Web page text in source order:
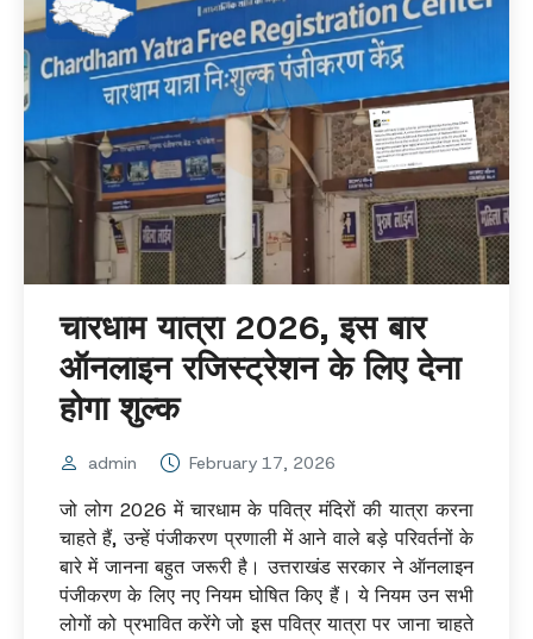
चारधाम यात्रा 2026, इस बार
ऑनलाइन रजिस्ट्रेशन के लिए देना
होगा शुल्क
admin February 17, 2026
जो लोग 2026 में चारधाम के पवित्र मंदिरों की यात्रा करना
चाहते हैं, उन्हें पंजीकरण प्रणाली में आने वाले बड़े परिवर्तनों के
बारे में जानना बहुत जरूरी है। उत्तराखंड सरकार ने ऑनलाइन
पंजीकरण के लिए नए नियम घोषित किए हैं। ये नियम उन सभी
लोगों को प्रभावित करेंगे जो इस पवित्र यात्रा पर जाना चाहते